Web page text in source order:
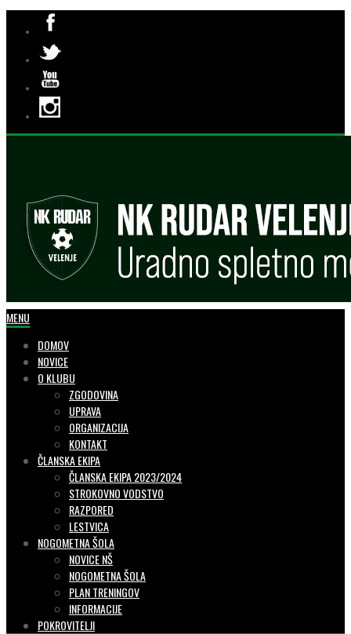
MENU
DOMOV
NOVICE
O KLUBU
ZGODOVINA
UPRAVA
ORGANIZACIJA
KONTAKT
ČLANSKA EKIPA
ČLANSKA EKIPA 2023/2024
STROKOVNO VODSTVO
RAZPORED
LESTVICA
NOGOMETNA ŠOLA
NOVICE NŠ
NOGOMETNA ŠOLA
PLAN TRENINGOV
INFORMACIJE
POKROVITELJI